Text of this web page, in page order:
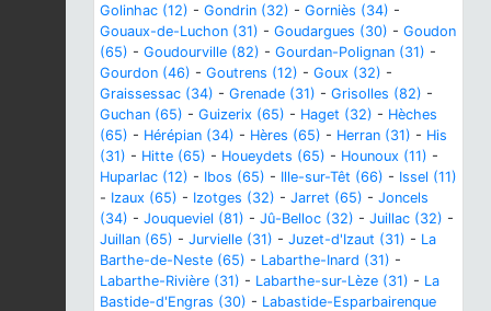
Golinhac (12) - Gondrin (32) - Gorniès (34) -
Gouaux-de-Luchon (31) - Goudargues (30) - Goudon
(65) - Goudourville (82) - Gourdan-Polignan (31) -
Gourdon (46) - Goutrens (12) - Goux (32) -
Graissessac (34) - Grenade (31) - Grisolles (82) -
Guchan (65) - Guizerix (65) - Haget (32) - Hèches
(65) - Hérépian (34) - Hères (65) - Herran (31) - His
(31) - Hitte (65) - Houeydets (65) - Hounoux (11) -
Huparlac (12) - Ibos (65) - Ille-sur-Têt (66) - Issel (11)
- Izaux (65) - Izotges (32) - Jarret (65) - Joncels
(34) - Jouqueviel (81) - Jû-Belloc (32) - Juillac (32) -
Juillan (65) - Jurvielle (31) - Juzet-d'Izaut (31) - La
Barthe-de-Neste (65) - Labarthe-Inard (31) -
Labarthe-Rivière (31) - Labarthe-sur-Lèze (31) - La
Bastide-d'Engras (30) - Labastide-Esparbairenque